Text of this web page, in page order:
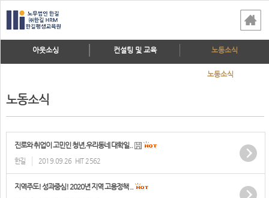
아웃소싱 컨설팅 및 교육 노동소식
노동소식
노동소식
진로와 취업이 고민인 청년,우리동네 대학일..
한길 2019.09.26 HIT 2562
지역주도! 성과중심! 2020년 지역 고용정책 ..